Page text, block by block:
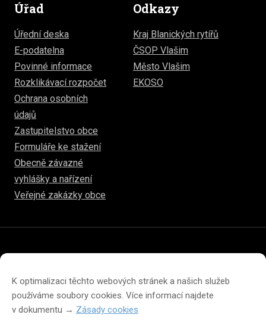
K optimalizaci těchto webových stránek a našich služeb
používáme soubory cookies. Více informací najdete
v dokumentu → Zásady cookies
Úřad
Úřední deska
E-podatelna
Povinné informace
Rozklikávací rozpočet
Ochrana osobních
údajů
Zastupitelstvo obce
Formuláře ke stažení
Obecně závazné
vyhlášky a nařízení
Veřejné zakázky obce
Odkazy
Kraj Blanických rytířů
ČSOP Vlašim
Město Vlašim
EKOSO
Prohlášení o přístupnosti
Prohlášení o ochraně soukromí
Zásady cookies (EU)